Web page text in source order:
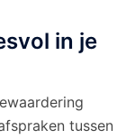
in je
tussen